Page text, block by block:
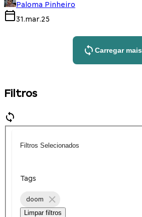
Paloma Pinheiro
31.mar.25
Carregar mais
Filtros
Filtros Selecionados
Tags
doom
Limpar filtros